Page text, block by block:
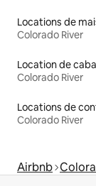
Locations de
Colorado River
Location de
Colorado River
Colorado River
Airbnb